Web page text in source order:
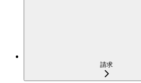
請求